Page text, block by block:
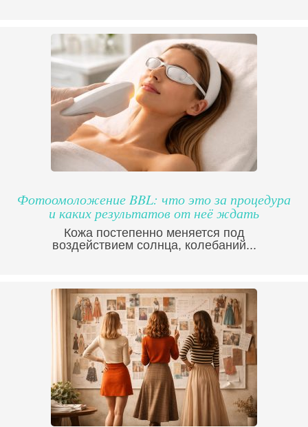
Фотоомоложение BBL: что это за процедура
и каких результатов от неё ждать
Кожа постепенно меняется под
воздействием солнца, колебаний...